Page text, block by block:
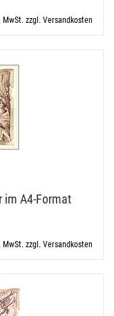
MwSt. zzgl. Versandkosten
im A4-​Format
MwSt. zzgl. Versandkosten